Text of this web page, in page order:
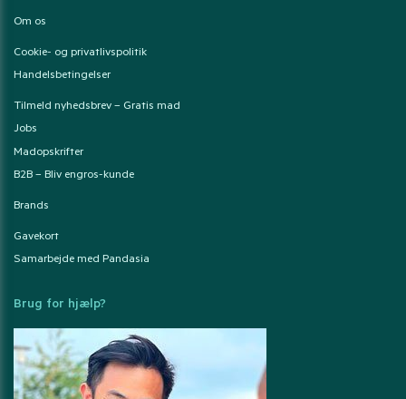
Om os
Cookie- og privatlivspolitik
Handelsbetingelser
Tilmeld nyhedsbrev – Gratis mad
Jobs
Madopskrifter
B2B – Bliv engros-kunde
Brands
Gavekort
Samarbejde med Pandasia
Brug for hjælp?